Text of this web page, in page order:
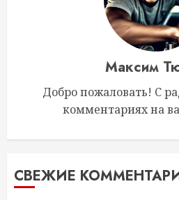
Максим
Добро пожаловать! С
комментариях на
СВЕЖИЕ